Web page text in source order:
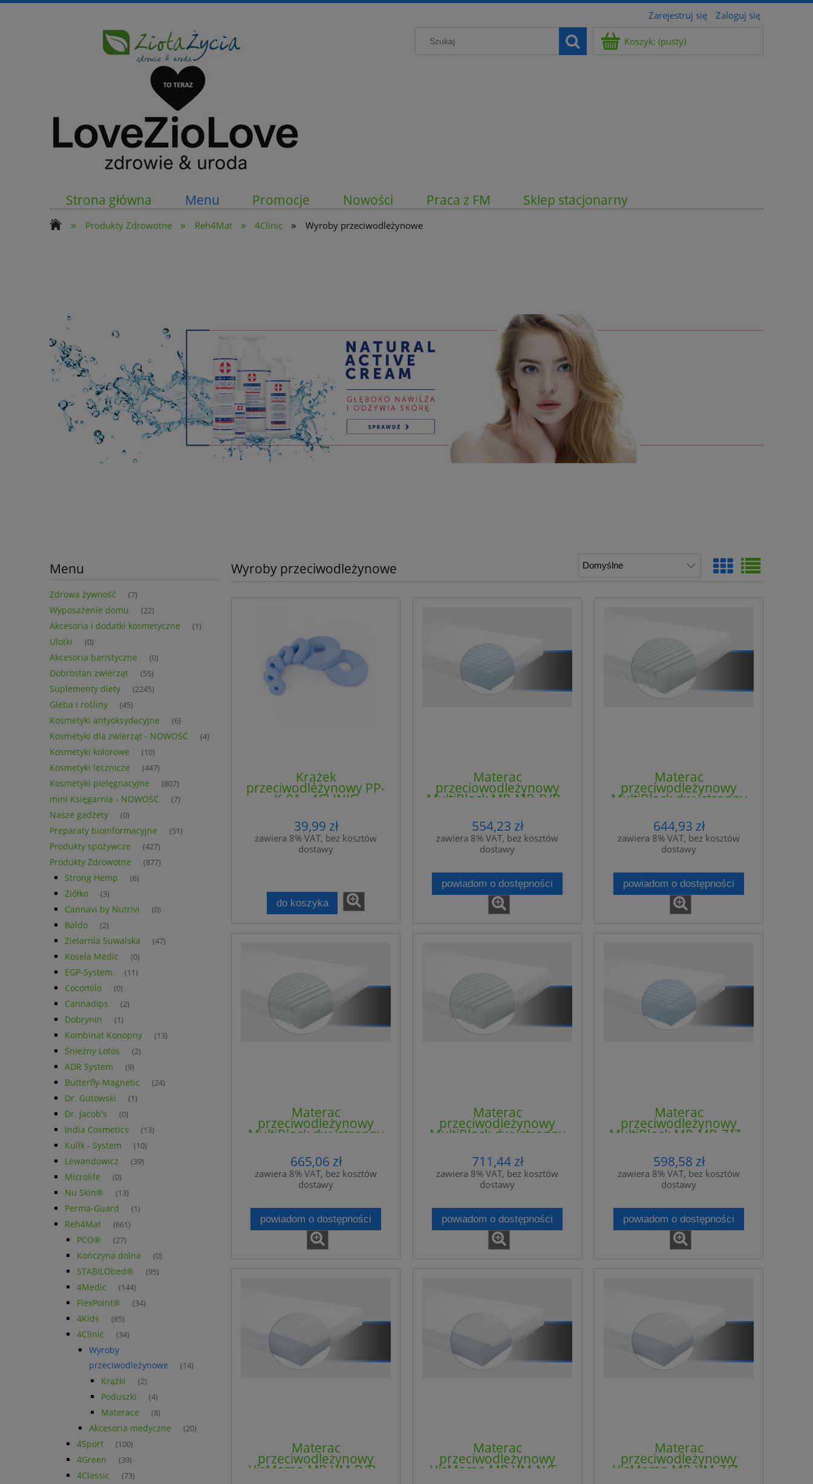
Zarejestruj się Zaloguj się
Koszyk: (pusty)
Strona główna Menu Promocje Nowości Praca z FM
Sklep stacjonarny
Kontakt z nami
» Produkty Zdrowotne » Reh4Mat » 4Clinic » Wyroby przeciwodleżynowe
Menu
Zdrowa żywność (7)
Wyposażenie domu (22)
Akcesoria i dodatki kosmetyczne (1)
Ulotki (0)
Akcesoria baristyczne (0)
Dobrostan zwierząt (55)
Suplementy diety (2245)
Gleba i rośliny (45)
Kosmetyki antyoksydacyjne (6)
Kosmetyki dla zwierząt - NOWOŚĆ (4)
Kosmetyki kolorowe (10)
Kosmetyki lecznicze (447)
Kosmetyki pielęgnacyjne (807)
mini Księgarnia - NOWOŚĆ (7)
Nasze gadżety (0)
Preparaty bioinformacyjne (51)
Produkty spożywcze (427)
Produkty Zdrowotne (877)
Strong Hemp (6)
Ziółko (3)
Cannavi by Nutrivi (0)
Baldo (2)
Zielarnia Suwalska (47)
Kosela Medic (0)
EGP-System (11)
Cocomilo (0)
Cannadips (2)
Dobrynin (1)
Kombinat Konopny (13)
Śnieżny Lotos (2)
ADR System (9)
Butterfly-Magnetic (24)
Dr. Gutowski (1)
Dr. Jacob's (0)
India Cosmetics (13)
Kulik - System (10)
Lewandowicz (39)
Microlife (0)
Nu Skin® (13)
Perma-Guard (1)
Reh4Mat (661)
PCO® (27)
Kończyna dolna (0)
STABILObed® (95)
4Medic (144)
FlexPoint® (34)
4Kids (85)
4Clinic (34)
Wyroby
przeciwodleżynowe
(14)
Krążki (2)
Poduszki (4)
Materace (8)
Akcesoria medyczne (20)
4Sport (100)
4Green (39)
4Classic (73)
Wyroby przeciwodleżynowe
Krążek
przeciwodleżynowy PP-
K-01 - 4CLINIC
39,99 zł
zawiera 8% VAT, bez kosztów
dostawy
do koszyka
Materac
przeciowodleżynowy
MultiBlock MP-MB-B/B -
554,23 zł
zawiera 8% VAT, bez kosztów
dostawy
powiadom o dostępności
Materac
przeciwodleżynowy
MultiBlock dwustronny
644,93 zł
zawiera 8% VAT, bez kosztów
dostawy
powiadom o dostępności
Materac
przeciwodleżynowy
MultiBlock dwustronny
665,06 zł
zawiera 8% VAT, bez kosztów
dostawy
powiadom o dostępności
Materac
przeciwodleżynowy
MultiBlock dwustronny
711,44 zł
zawiera 8% VAT, bez kosztów
dostawy
powiadom o dostępności
Materac
przeciwodleżynowy
MultiBlock MP-MB-Z/Z -
598,58 zł
zawiera 8% VAT, bez kosztów
dostawy
powiadom o dostępności
Materac
przeciwodleżynowy
VisMemo MP-VM-B/B -
Materac
przeciwodleżynowy
VisMemo MP-VM-N/F -
Materac
przeciwodleżynowy
VisMemo MP-VM-Z/Z -